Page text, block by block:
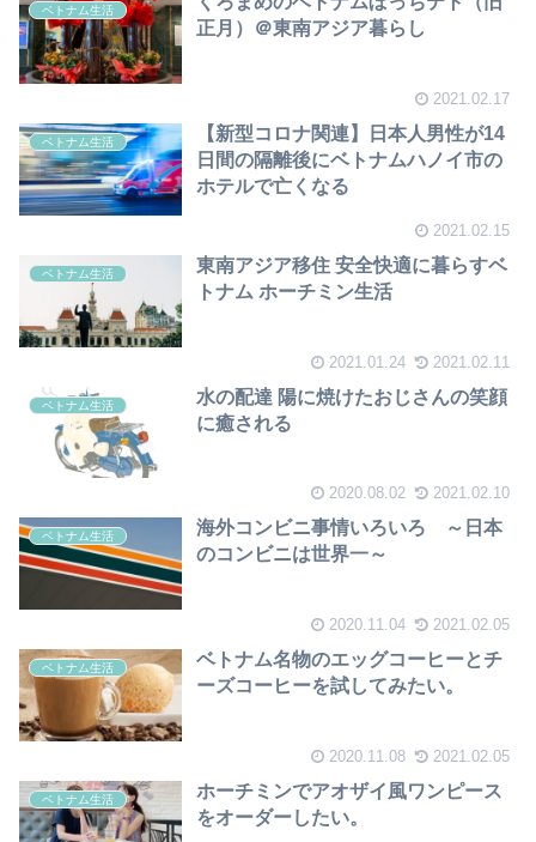
ベトナム生活
正月）＠東南アジア暮らし
2021.02.17
ベトナム生活
【新型コロナ関連】日本人男性が14
日間の隔離後にベトナムハノイ市の
ホテルで亡くなる
2021.02.15
ベトナム生活
東南アジア移住 安全快適に暮らすベ
トナム ホーチミン生活
2021.01.24 2021.02.11
ベトナム生活
水の配達 陽に焼けたおじさんの笑顔
に癒される
2020.08.02 2021.02.10
ベトナム生活
海外コンビニ事情いろいろ ～日本
のコンビニは世界一～
2020.11.04 2021.02.05
ベトナム生活
ベトナム名物のエッグコーヒーとチ
ーズコーヒーを試してみたい。
2020.11.08 2021.02.05
ベトナム生活
ホーチミンでアオザイ風ワンピース
をオーダーしたい。